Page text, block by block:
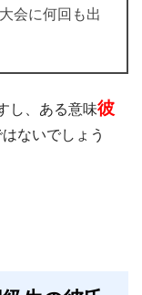
会に何回も出
し、ある意味彼
ないでしょう